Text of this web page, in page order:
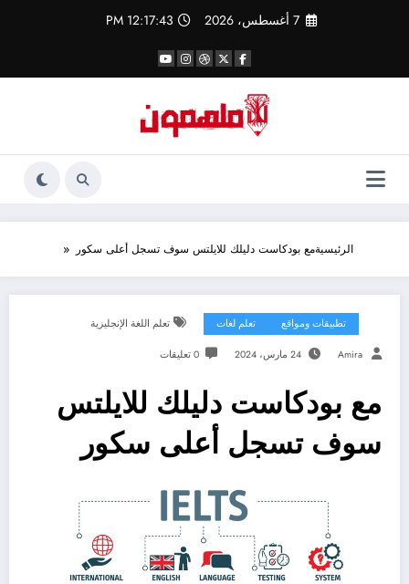
7 أغسطس، 2026 12:17:44 PM
الرئيسيةمع بودكاست دليلك للايلتس سوف تسجل أعلى سكور
تطبيقات ومواقع تعلم لغات تعلم اللغة الإنجليزية
Amira 24 مارس، 2024 0 تعليقات
مع بودكاست دليلك للايلتس
سوف تسجل أعلى سكور